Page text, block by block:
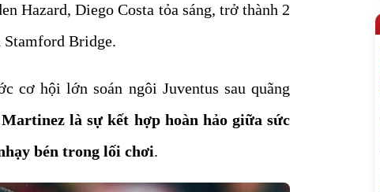
Hazard, Diego Costa tỏa sáng, trở thành 2
Stamford Bridge.
cơ hội lớn soán ngôi Juventus sau quãng
là sự kết hợp hoàn hảo giữa sức
bén trong lối chơi.